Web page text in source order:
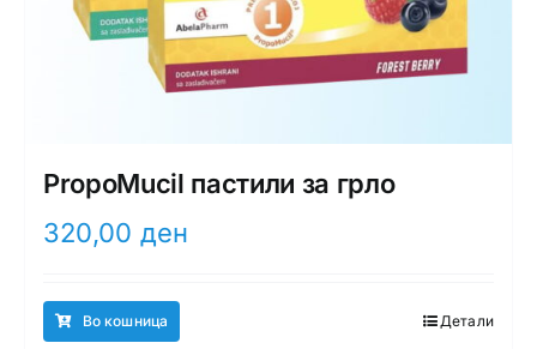
PropoMucil пастили за грло
320,00 ден
Во кошница Детали